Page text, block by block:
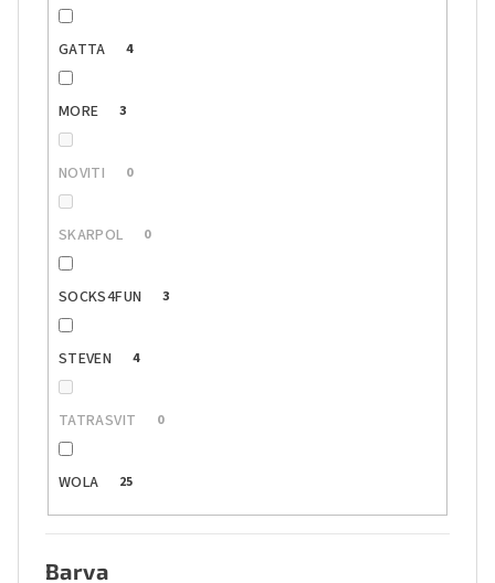
GATTA 4
MORE 3
NOVITI 0
SKARPOL 0
SOCKS4FUN 3
STEVEN 4
TATRASVIT 0
WOLA 25
Barva